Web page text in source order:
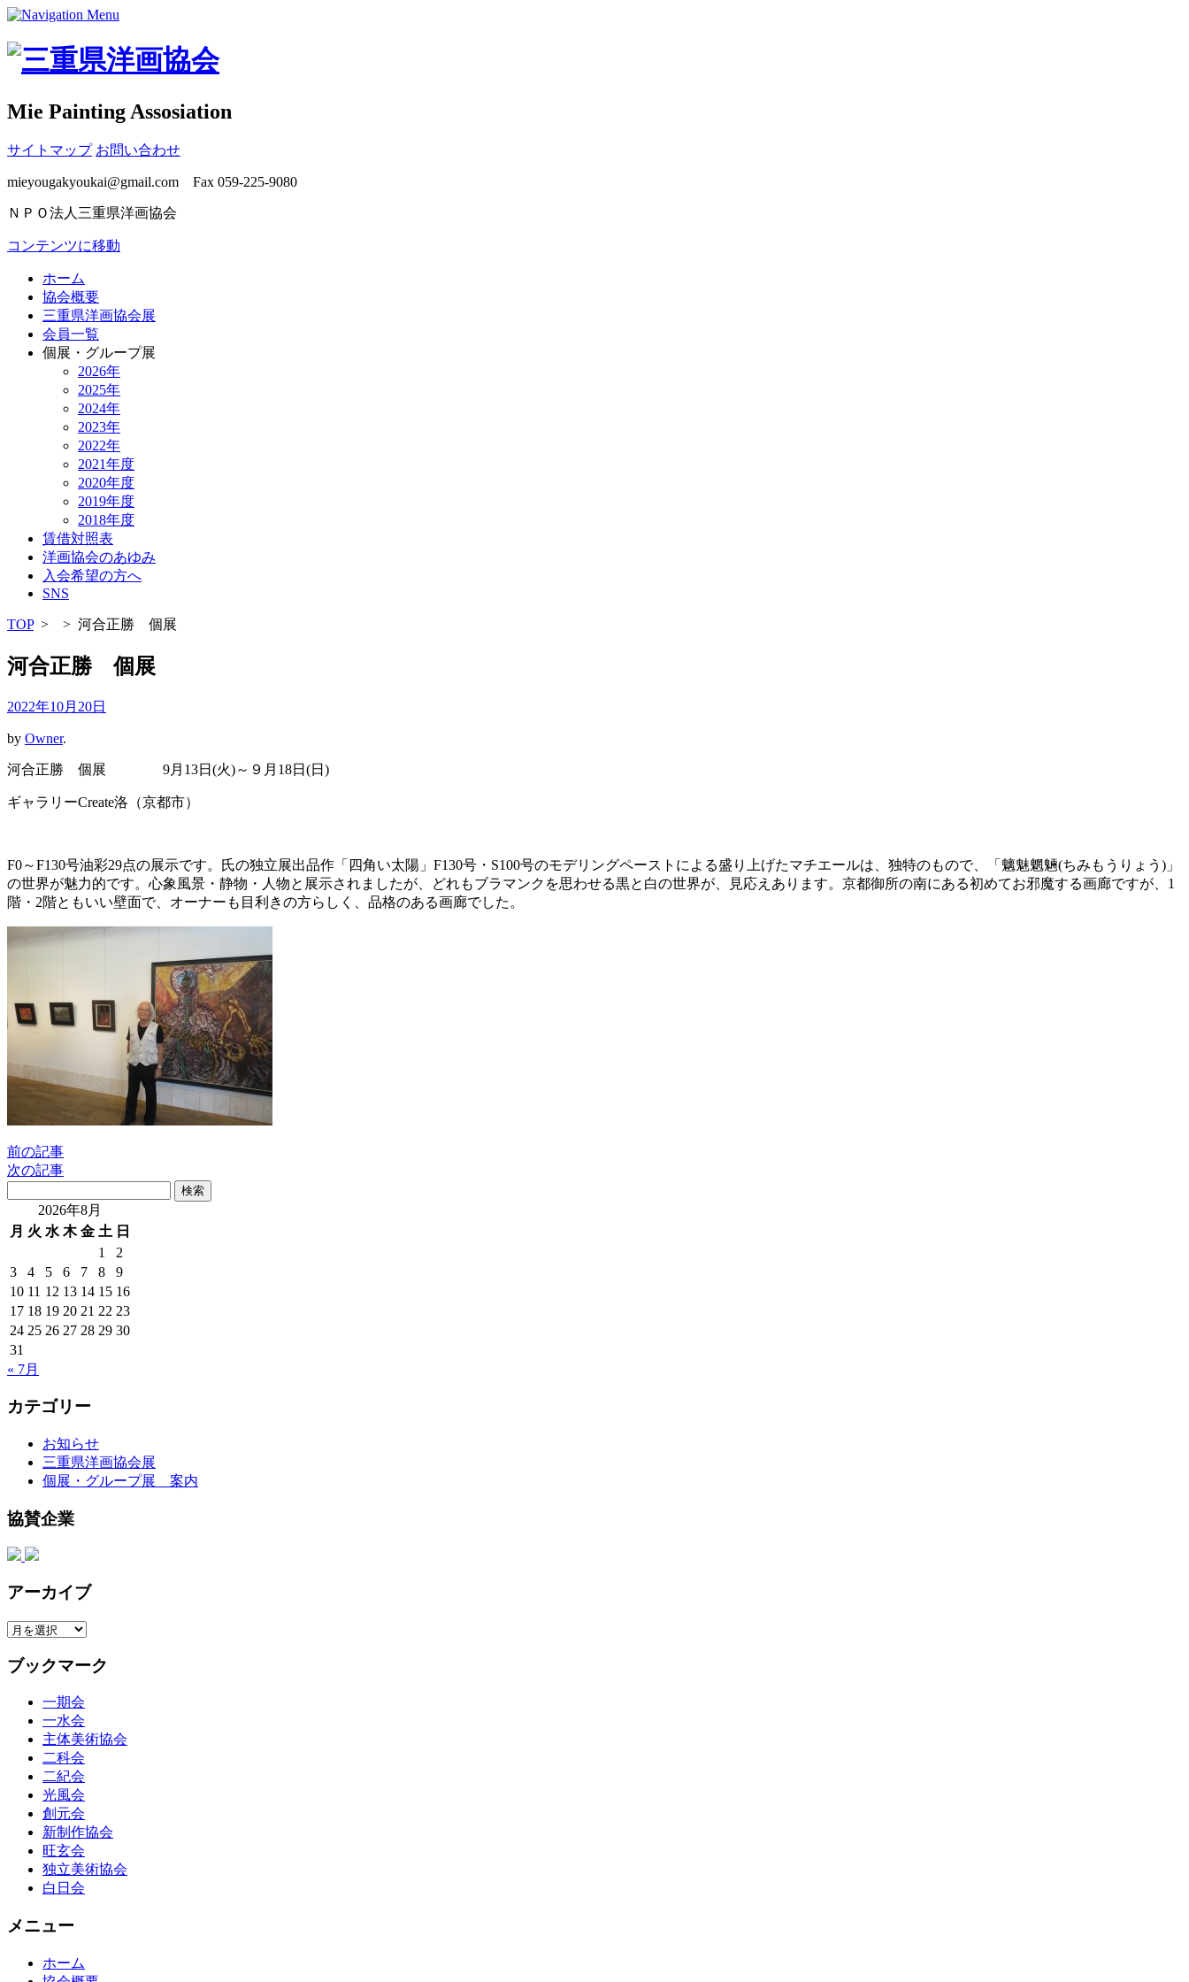
Mie Painting Assosiation
サイトマップ お問い合わせ
mieyougakyoukai@gmail.com Fax 059-225-9080
ＮＰＯ法人三重県洋画協会
コンテンツに移動
ホーム
協会概要
三重県洋画協会展
会員一覧
個展・グループ展
2026年
2025年
2024年
2023年
2022年
2021年度
2020年度
2019年度
2018年度
賃借対照表
洋画協会のあゆみ
入会希望の方へ
SNS
TOP> > 河合正勝 個展
河合正勝 個展
2022年10月20日
by Owner.
河合正勝 個展 9月13日(火)～９月18日(日)
ギャラリーCreate洛（京都市）
F0～F130号油彩29点の展示です。氏の独立展出品作「四角い太陽」F130号・S100号のモデリングペーストによる盛り上げたマチエールは、独特のもので、「魑魅魍魎(ちみもうりょう)」
の世界が魅力的です。心象風景・静物・人物と展示されましたが、どれもブラマンクを思わせる黒と白の世界が、見応えあります。京都御所の南にある初めてお邪魔する画廊ですが、1
階・2階ともいい壁面で、オーナーも目利きの方らしく、品格のある画廊でした。
前の記事
次の記事
2026年8月
月 火 水 木 金 土 日
1
2
3
4 5 6 7 8
9
10 11 12 13 14 15 16
17 18 19 20 21 22 23
24 25 26 27 28 29 30
31
« 7月
カテゴリー
お知らせ
三重県洋画協会展
個展・グループ展 案内
協賛企業
アーカイブ
ア
カ
ブックマーク
一期会
一水会
主体美術協会
二科会
二紀会
光風会
創元会
新制作協会
旺玄会
独立美術協会
白日会
メニュー
ホーム